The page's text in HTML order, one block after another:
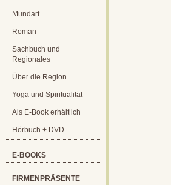
Mundart
Roman
Sachbuch und
Regionales
Über die Region
Yoga und Spiritualität
Als E-Book erhältlich
Hörbuch + DVD
E-BOOKS
FIRMENPRÄSENTE